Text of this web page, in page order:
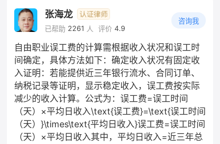
张海龙
已帮助 2261 人 评价 4.9
咨询我
自由职业误工费的计算需根据收入状况和误工时
间确定，具体方法如下：确定收入状况有固定收
入证明：若能提供近三年银行流水、合同订单、
纳税记录等证明，显示稳定收入，误工费按实际
减少的收入计算。公式为：误工费=误工时间
（天）×平均日收入\text{误工费}=\text{误工时间
（天）}\times\text{平均日收入}误工费=误工时间
（天）×平均日收入其中，平均日收入=近三年总